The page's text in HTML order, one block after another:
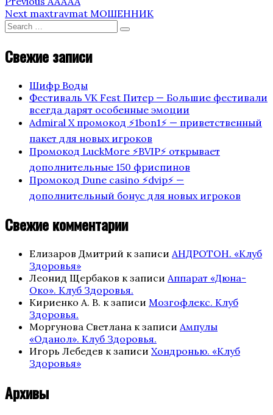
Навигация
по
записям
Post
Next
Post
Next maxtravmat МОШЕННИК
Search
for:
Search
Свежие записи
Шифр Воды
Фестиваль VK Fest Питер — Большие фестивали
всегда дарят особенные эмоции
Admiral X промокод ⚡️1bon1⚡️ — приветственный
пакет для новых игроков
Промокод LuckMore ⚡️BVIP⚡️ открывает
дополнительные 150 фриспинов
Промокод Dune casino ⚡️dvip⚡️ —
дополнительный бонус для новых игроков
Свежие комментарии
Елизаров Дмитрий к записи АНДРОТОН. «Клуб
Здоровья»
Леонид Щербаков к записи Аппарат «Дюна-
Око». Клуб Здоровья.
Кириенко А. В. к записи Мозгофлекс. Клуб
Здоровья.
Моргунова Светлана к записи Ампулы
«Оданол». Клуб Здоровья.
Игорь Лебедев к записи Хондронью. «Клуб
Здоровья»
Архивы